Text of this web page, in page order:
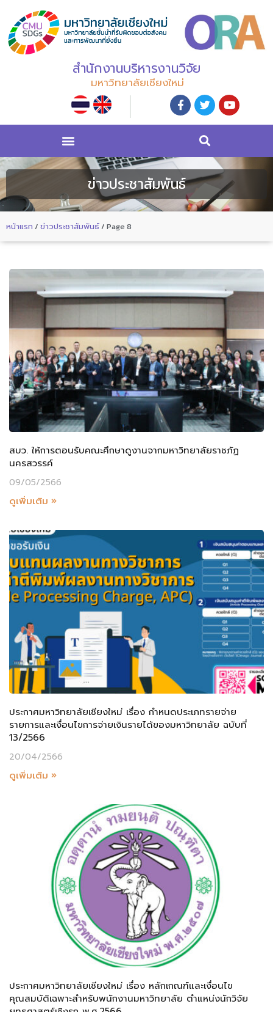
สำนักงานบริหารงานวิจัย
มหาวิทยาลัยเชียงใหม่
ข่าวประชาสัมพันธ์
หน้าแรก / ข่าวประชาสัมพันธ์/ Page 8
สบว. ให้การตอนรับคณะศึกษาดูงานจากมหาวิทยาลัยราชภัฏ
นครสวรรค์
09/05/2566
ดูเพิ่มเติม »
ประกาศมหาวิทยาลัยเชียงใหม่ เรื่อง กำหนดประเภทรายจ่าย
รายการและเงื่อนไขการจ่ายเงินรายได้ของมหาวิทยาลัย ฉบับที่
13/2566
20/04/2566
ดูเพิ่มเติม »
ประกาศมหาวิทยาลัยเชียงใหม่ เรื่อง หลักเกณฑ์และเงื่อนไข
คุณสมบัติเฉพาะสำหรับพนักงานมหาวิทยาลัย ตำแหน่งนักวิจัย